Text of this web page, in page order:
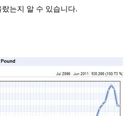
는지 알 수 있습니다.